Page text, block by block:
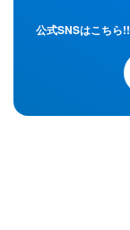
公式SNSはこちら!!